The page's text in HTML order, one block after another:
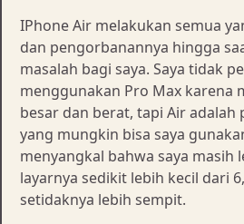
IPhone Air melakukan semua
dan pengorbanannya hingga
masalah bagi saya. Saya tidak
menggunakan Pro Max karena
besar dan berat, tapi Air adalah
yang mungkin bisa saya
menyangkal bahwa saya masih
layarnya sedikit lebih kecil dari
setidaknya lebih sempit.